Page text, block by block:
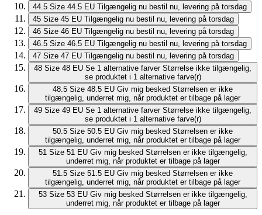
44.5 Size 44.5 EU Tilgængelig nu bestil nu, levering på torsdag
45 Size 45 EU Tilgængelig nu bestil nu, levering på torsdag
46 Size 46 EU Tilgængelig nu bestil nu, levering på torsdag
46.5 Size 46.5 EU Tilgængelig nu bestil nu, levering på torsdag
47 Size 47 EU Tilgængelig nu bestil nu, levering på torsdag
48 Size 48 EU Se 1 alternative farver Størrelse ikke tilgængelig,
se produktet i 1 alternative farve(r)
48.5 Size 48.5 EU Giv mig besked Størrelsen er ikke
tilgængelig, underret mig, når produktet er tilbage på lager
49 Size 49 EU Se 1 alternative farver Størrelse ikke tilgængelig,
se produktet i 1 alternative farve(r)
50.5 Size 50.5 EU Giv mig besked Størrelsen er ikke
tilgængelig, underret mig, når produktet er tilbage på lager
51 Size 51 EU Giv mig besked Størrelsen er ikke tilgængelig,
underret mig, når produktet er tilbage på lager
51.5 Size 51.5 EU Giv mig besked Størrelsen er ikke
tilgængelig, underret mig, når produktet er tilbage på lager
53 Size 53 EU Giv mig besked Størrelsen er ikke tilgængelig,
underret mig, når produktet er tilbage på lager